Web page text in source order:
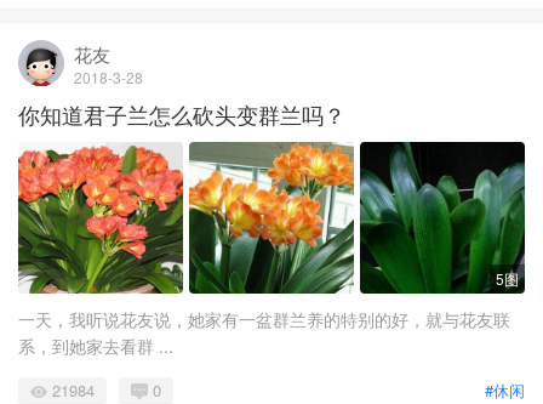
花友
2018-3-28
你知道君子兰怎么砍头变群兰吗？
5图
​​一天，我听说花友说，她家有一盆群兰养的特别的好，就与花友联
系，到她家去看群 ...
#休闲
21984 0